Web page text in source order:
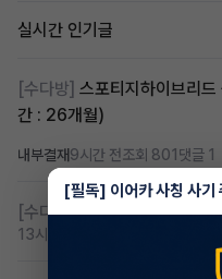
실시간 인기글
[수다방] 스포티지하이브리드
간 : 26개월)
내부결재9시간 전조회 801 댓글 1
[수다방] 저신용 무심사 or 신
13시간 전
[필독] 이어카 사칭 사기